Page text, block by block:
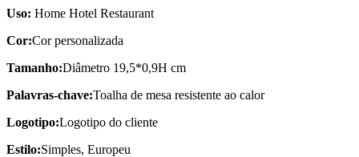
Uso: Home Hotel Restaurant
Cor:Cor personalizada
Tamanho:Diâmetro 19,5*0,9H cm
Palavras-chave:Toalha de mesa resistente ao calor
Logotipo:Logotipo do cliente
Estilo:Simples, Europeu